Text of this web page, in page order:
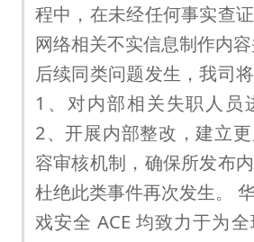
程中，在未经任何事实查
网络相关不实信息制作内
后续同类问题发生，我司
1、对内部相关失职人员
2、开展内部整改，建立
容审核机制，确保所发布
杜绝此类事件再次发生。
戏安全 ACE 均致力于为